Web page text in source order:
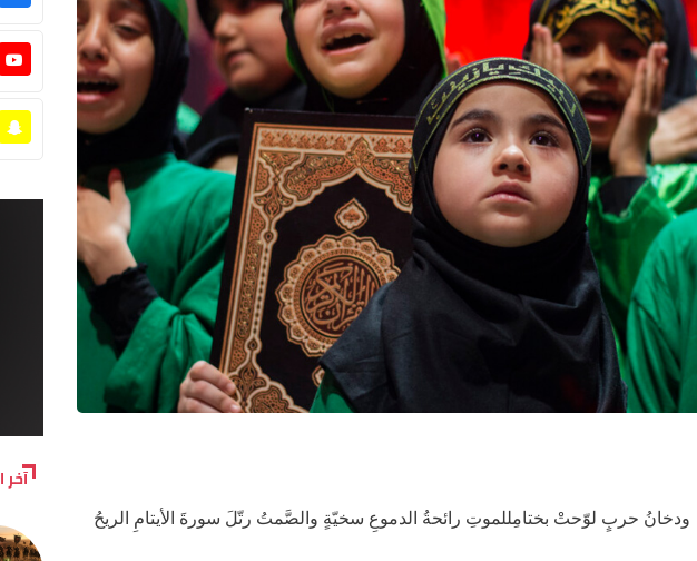
حربٍ لوّحتْ بختامِللموتِ رائحةُ الدموعِ سخيّةٍ والصَّمتُ رتّلَ سورةَ الأيتامِ الريحُ